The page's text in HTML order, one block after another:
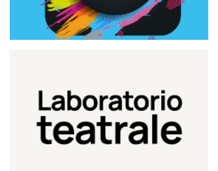
Laboratorio Teatrale
Laboratorio di teatro del Teatro Eduardo de Filippo
Continua